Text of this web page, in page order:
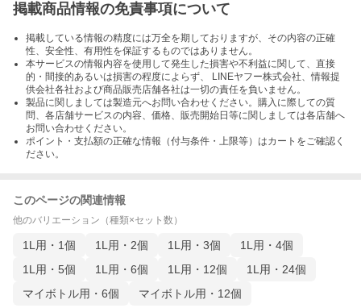
掲載商品情報の免責事項について
掲載している情報の精度には万全を期しておりますが、その内容の正確
性、安全性、有用性を保証するものではありません。
本サービスの情報内容を使用して発生した損害や不利益に関して、直接
的・間接的あるいは損害の程度によらず、 LINEヤフー株式会社、情報提
供会社各社および商品販売店舗各社は一切の責任を負いません。
製品に関しましては製造元へお問い合わせください。購入に際しての質
問、各店舗サービスの内容、価格、販売開始日等に関しましては各店舗へ
お問い合わせください。
ポイント・支払額の正確な情報（付与条件・上限等）はカートをご確認く
ださい。
このページの関連情報
他のバリエーション（種類×セット数）
1L用・1個 1L用・2個 1L用・3個
1L用・4個
1L用・5個
1L用・6個 1L用・12個
1L用・24個
マイボトル用・6個
マイボトル用・12個